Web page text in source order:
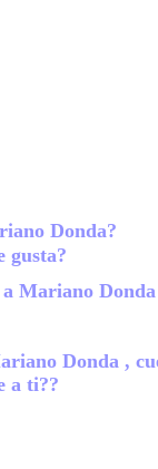
Donda?
gusta?
Mariano Donda
Donda ,
a ti??